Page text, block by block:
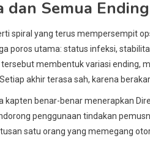
Semua Ending
spiral yang terus mempersempit
poros utama: status infeksi,
membentuk variasi ending,
akhir terasa sah, karena
kapten benar-benar menerapkan
penggunaan tindakan
satu orang yang memegang